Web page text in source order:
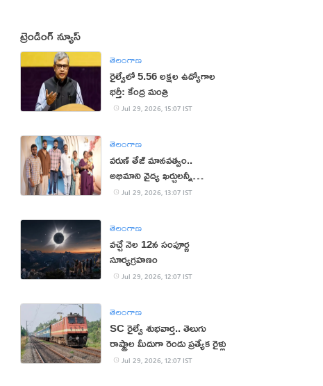
ట్రెండింగ్ న్యూస్
తెలంగాణ
రైల్వేలో 5.56 లక్షల ఉద్యోగాల
భర్తీ: కేంద్ర మంత్రి
Jul 29, 2026, 15:07 IST
తెలంగాణ
వరుణ్ తేజ్ మానవత్వం..
అభిమాని వైద్య ఖర్చులన్నీ
భరించిన మెగా ప్రిన్స్
Jul 29, 2026, 13:07 IST
తెలంగాణ
వచ్చే నెల 12న సంపూర్ణ
సూర్యగ్రహణం
Jul 29, 2026, 12:07 IST
తెలంగాణ
SC రైల్వే శుభవార్త.. తెలుగు
రాష్ట్రాల మీదుగా రెండు ప్రత్యేక రైళ్లు
Jul 29, 2026, 12:07 IST